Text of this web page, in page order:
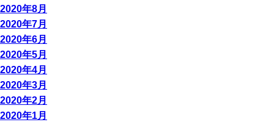
2020年8月
2020年7月
2020年6月
2020年5月
2020年4月
2020年3月
2020年2月
2020年1月